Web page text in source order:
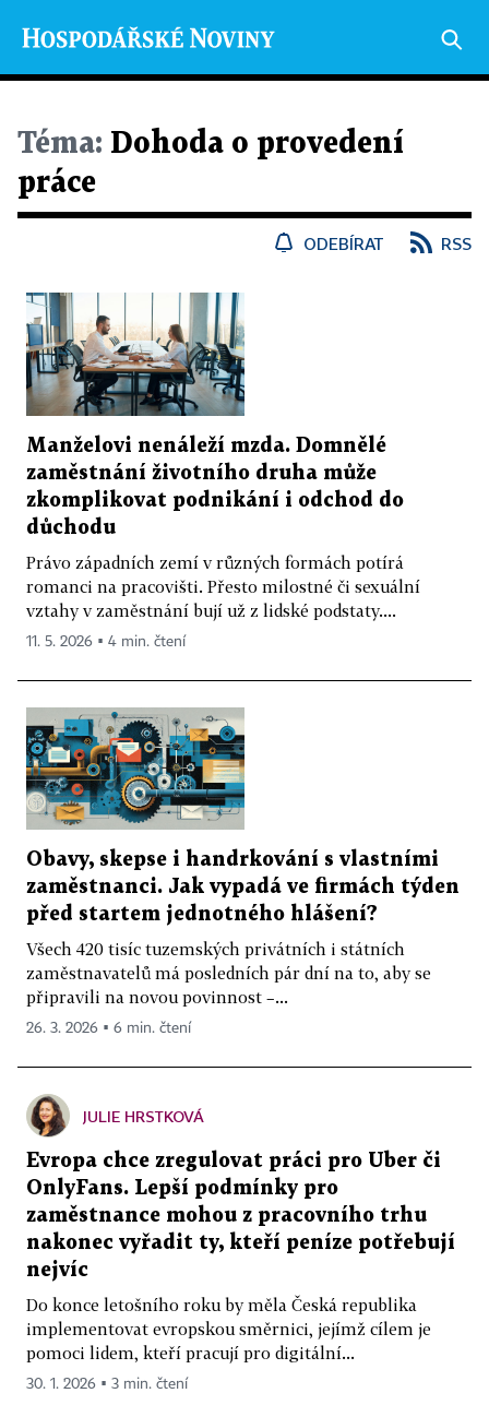
Téma: Dohoda o provedení
práce
ODEBÍRAT RSS
Manželovi nenáleží mzda. Domnělé
zaměstnání životního druha může
zkomplikovat podnikání i odchod do
důchodu
Právo západních zemí v různých formách potírá
romanci na pracovišti. Přesto milostné či sexuální
vztahy v zaměstnání bují už z lidské podstaty....
11. 5. 2026 ▪ 4 min. čtení
Obavy, skepse i handrkování s vlastními
zaměstnanci. Jak vypadá ve firmách týden
před startem jednotného hlášení?
Všech 420 tisíc tuzemských privátních i státních
zaměstnavatelů má posledních pár dní na to, aby se
připravili na novou povinnost –...
26. 3. 2026 ▪ 6 min. čtení
JULIE HRSTKOVÁ
Evropa chce zregulovat práci pro Uber či
OnlyFans. Lepší podmínky pro
zaměstnance mohou z pracovního trhu
nakonec vyřadit ty, kteří peníze potřebují
nejvíc
Do konce letošního roku by měla Česká republika
implementovat evropskou směrnici, jejímž cílem je
pomoci lidem, kteří pracují pro digitální...
30. 1. 2026 ▪ 3 min. čtení